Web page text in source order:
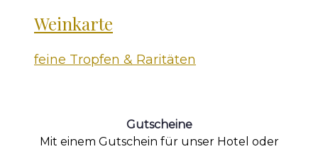
Weinkarte
feine Tropfen & Raritäten
Gutscheine
Mit einem Gutschein für unser Hotel oder